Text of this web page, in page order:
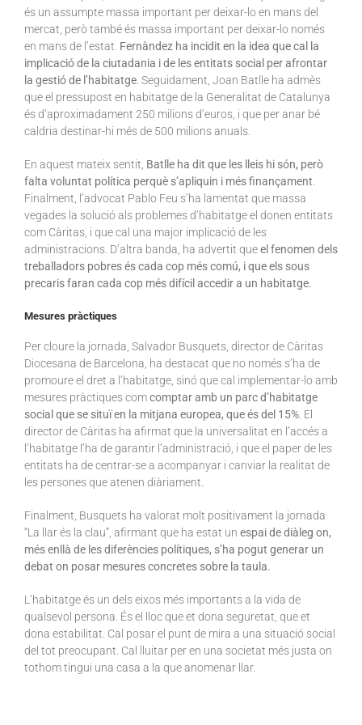
és un assumpte massa important per deixar-lo en mans del
mercat, però també és massa important per deixar-lo només
en mans de l’estat. Fernàndez ha incidit en la idea que cal la
implicació de la ciutadania i de les entitats social per afrontar
la gestió de l’habitatge. Seguidament, Joan Batlle ha admès
que el pressupost en habitatge de la Generalitat de Catalunya
és d’aproximadament 250 milions d’euros, i que per anar bé
caldria destinar-hi més de 500 milions anuals.
En aquest mateix sentit, Batlle ha dit que les lleis hi són, però
falta voluntat política perquè s’apliquin i més finançament.
Finalment, l’advocat Pablo Feu s’ha lamentat que massa
vegades la solució als problemes d’habitatge el donen entitats
com Càritas, i que cal una major implicació de les
administracions. D’altra banda, ha advertit queel fenomen dels
treballadors pobres és cada cop més comú, i que els sous
precaris faran cada cop més difícil accedir a un habitatge.
Mesures pràctiques
Per cloure la jornada, Salvador Busquets, director de Càritas
Diocesana de Barcelona, ha destacat que no només s’ha de
promoure el dret a l’habitatge, sinó que cal implementar-lo amb
mesures pràctiques comcomptar amb un parc d’habitatge
social que se situï en la mitjana europea, que és del 15% . El
director de Càritas ha afirmat que la universalitat en l’accés a
l’habitatge l’ha de garantir l’administració, i que el paper de les
entitats ha de centrar-se a acompanyar i canviar la realitat de
les persones que atenen diàriament.
Finalment, Busquets ha valorat molt positivament la jornada
“La llar és la clau”, afirmant que ha estat un espai de diàleg on,
més enllà de les diferències polítiques, s’ha pogut generar un
debat on posar mesures concretes sobre la taula.
L’habitatge és un dels eixos més importants a la vida de
qualsevol persona. És el lloc que et dona seguretat, que et
dona estabilitat. Cal posar el punt de mira a una situació social
del tot preocupant. Cal lluitar per en una societat més justa on
tothom tingui una casa a la que anomenar llar.